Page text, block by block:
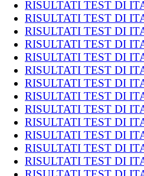
RISULTATI TEST DI
RISULTATI TEST DI
RISULTATI TEST DI
RISULTATI TEST DI
RISULTATI TEST DI
RISULTATI TEST DI
RISULTATI TEST DI
RISULTATI TEST DI
RISULTATI TEST DI
RISULTATI TEST DI
RISULTATI TEST DI
RISULTATI TEST DI
RISULTATI TEST DI